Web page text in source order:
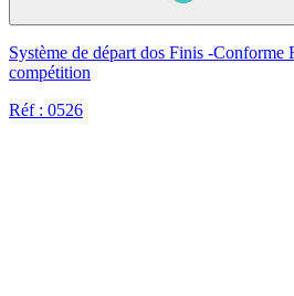
Système de départ dos Finis -
compétition
Réf : 0526